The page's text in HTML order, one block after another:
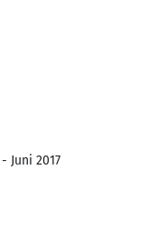
Juni 2017